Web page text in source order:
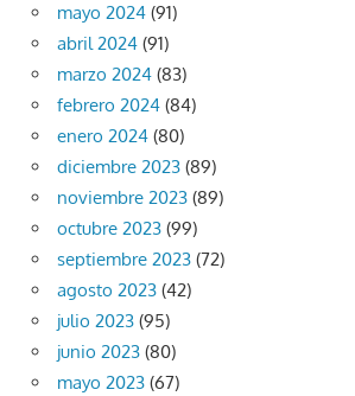
mayo 2024 (91)
abril 2024 (91)
marzo 2024 (83)
febrero 2024 (84)
enero 2024 (80)
diciembre 2023 (89)
noviembre 2023 (89)
octubre 2023 (99)
septiembre 2023 (72)
agosto 2023 (42)
julio 2023 (95)
junio 2023 (80)
mayo 2023 (67)